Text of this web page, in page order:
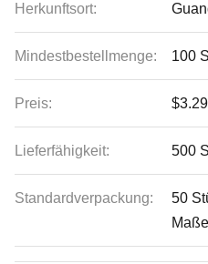
Herkunftsort:
Mindestbestellmenge: 100
Preis:
Lieferfähigkeit: 500
Standardverpackung:
50